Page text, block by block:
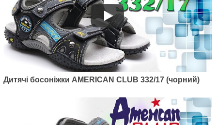
Артикул: 467/21-1
Дитячі босоніжки American club
685грн.
Дитячі босоніжки AMERICAN CLUB 332/17 (чорний)